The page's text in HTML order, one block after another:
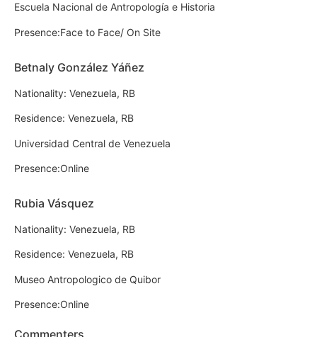
Escuela Nacional de Antropología e Historia
Presence:Face to Face/ On Site
Betnaly González Yáñez
Nationality: Venezuela, RB
Residence: Venezuela, RB
Universidad Central de Venezuela
Presence:Online
Rubia Vásquez
Nationality: Venezuela, RB
Residence: Venezuela, RB
Museo Antropologico de Quibor
Presence:Online
Commenters